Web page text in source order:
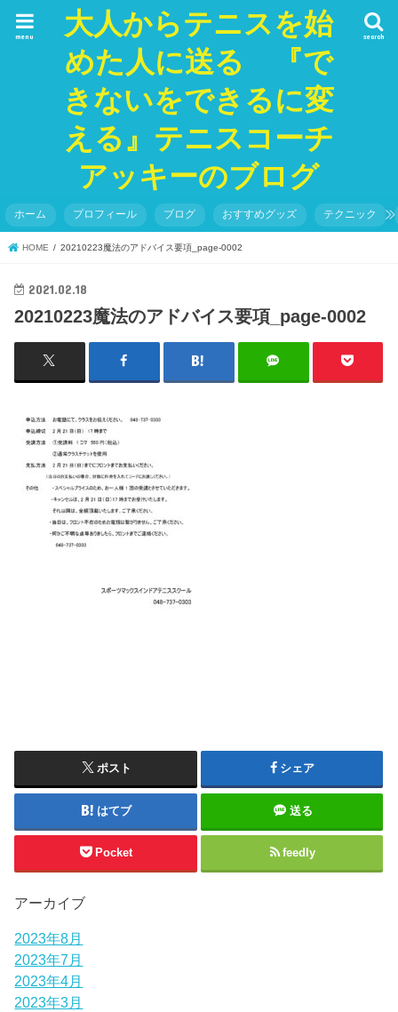
大人からテニスを始
めた人に送る 『で
きないをできるに変
える』テニスコーチ
アッキーのブログ
search
menu
ホーム プロフィール ブログ おすすめグッズ テクニック
HOME 20210223魔法のアドバイス要項_page-0002
2021.02.18
20210223魔法のアドバイス要項_page-0002
ポスト シェア
はてブ 送る
Pocket feedly
アーカイブ
2023年8月
2023年7月
2023年4月
2023年3月